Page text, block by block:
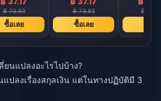
฿ 73.83
ซื้อเลย
฿ 73.83
ซื้อเลย
฿
ยนแปลงอะไรไปบ้าง?
ปลงเรื่องสกุลเงิน แต่ในทางปฏิบัติมี 3